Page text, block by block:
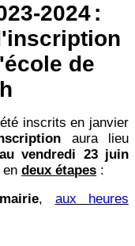
2024:
de
inscrits en janvier
aura lieu
vendredi 23 juin
endeux étapes :
, aux heures